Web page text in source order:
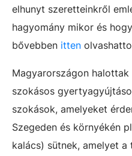
elhunyt szeretteinkről
hagyomány mikor és
bővebben itten
Magyarországon
szokásos
szokások, amelyeket
Szegeden és környékén
kalács) sütnek, amelyet